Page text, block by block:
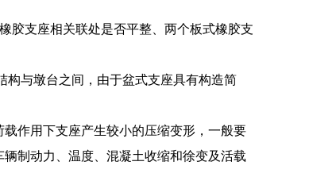
胶支座相关联处是否平整、两个板式橡胶支
构与墩台之间，由于盆式支座具有构造简
作用下支座产生较小的压缩变形，一般要
制动力、温度、混凝土收缩和徐变及活载